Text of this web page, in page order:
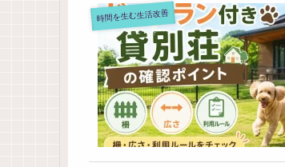
時間を生む生活改善